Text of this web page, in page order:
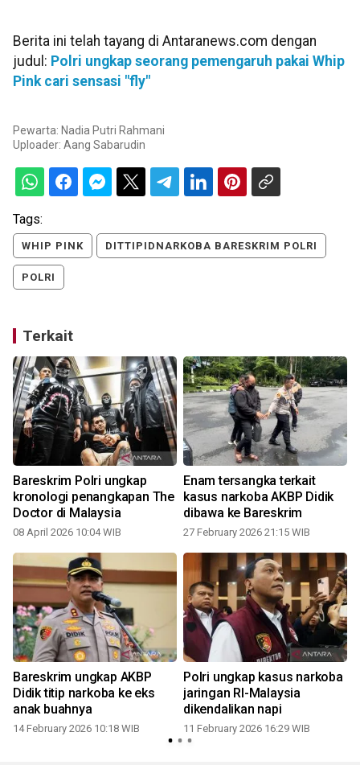
Berita ini telah tayang di Antaranews.com dengan
judul: Polri ungkap seorang pemengaruh pakai Whip
Pink cari sensasi "fly"
Pewarta: Nadia Putri Rahmani
Uploader: Aang Sabarudin
Tags:
WHIP PINK DITTIPIDNARKOBA BARESKRIM POLRI
POLRI
Terkait
Bareskrim Polri ungkap
kronologi penangkapan The
Doctor di Malaysia
08 April 2026 10:04 WIB
Enam tersangka terkait
kasus narkoba AKBP Didik
dibawa ke Bareskrim
27 February 2026 21:15 WIB
Bareskrim ungkap AKBP
Didik titip narkoba ke eks
anak buahnya
14 February 2026 10:18 WIB
Polri ungkap kasus narkoba
jaringan RI-Malaysia
dikendalikan napi
11 February 2026 16:29 WIB